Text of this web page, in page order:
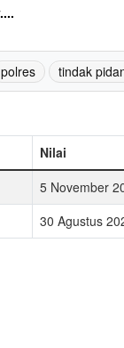
polres tindak
Nilai
5 November
30 Agustus